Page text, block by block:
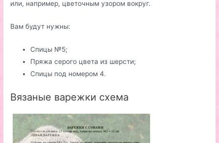
или, например, цветочным узором вокруг.
Вам будут нужны:
Спицы №5;
Пряжа серого цвета из шерсти;
Спицы под номером 4.
Вязаные варежки схема